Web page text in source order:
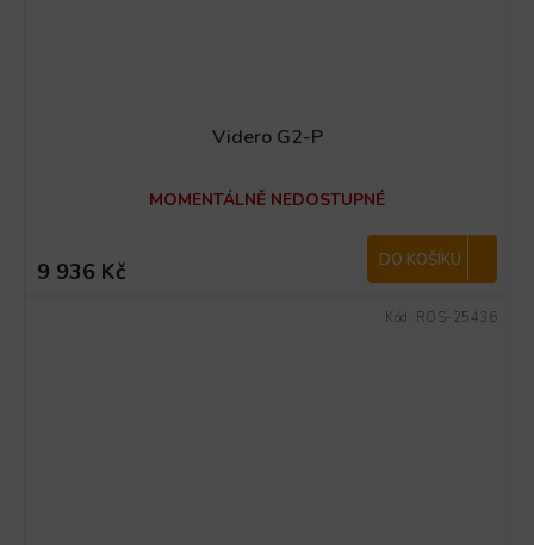
Videro G2-P
MOMENTÁLNĚ NEDOSTUPNÉ
9 936 Kč DO KOŠÍKU
Kód: ROS-25436